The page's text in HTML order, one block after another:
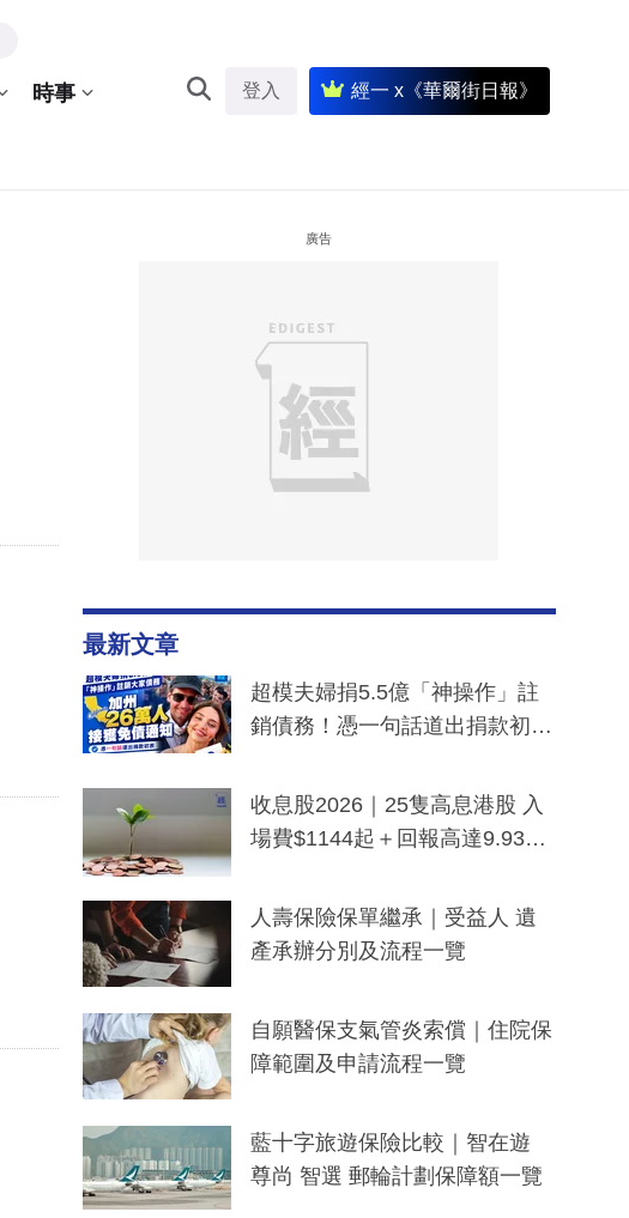
時事 登入 經一 x《華爾街日報》
廣告
最新文章
超模夫婦捐5.5億「神操作」註
銷債務！憑一句話道出捐款初
一度被誤當詐騙手段
收息股2026｜25隻高息港股 入
場費$1144起＋回報高達9.93
人壽保險保單繼承｜受益人 遺
產承辦分別及流程一覽
自願醫保支氣管炎索償｜住院保
障範圍及申請流程一覽
藍十字旅遊保險比較｜智在遊
尊尚 智選 郵輪計劃保障額一覽